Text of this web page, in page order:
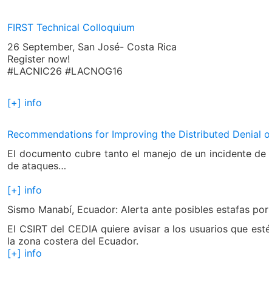
FIRST Technical Colloquium
26 September, San José- Costa Rica
Register now!
#LACNIC26 #LACNOG16
[+] info
Recommendations for Improving the Distributed Denial
El documento cubre tanto el manejo de un incidente
de ataques…
[+] info
Sismo Manabí, Ecuador: Alerta ante posibles estafas
El CSIRT del CEDIA quiere avisar a los usuarios que
la zona costera del Ecuador.
[+] info